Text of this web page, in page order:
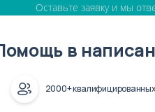
Оставьте заявку и мы
в
2000+